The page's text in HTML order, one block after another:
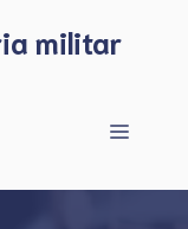
militar
Menu